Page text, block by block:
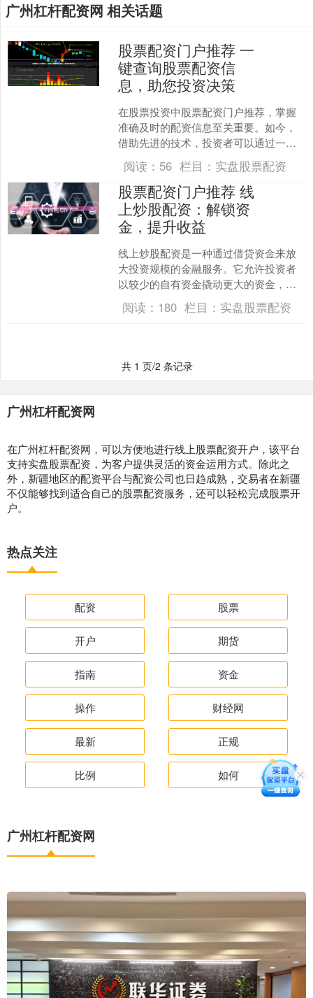
广州杠杆配资网 相关话题
股票配资门户推荐 一
键查询股票配资信
息，助您投资决策
在股票投资中股票配资门户推荐，掌握
准确及时的配资信息至关重要。如今，
借助先进的技术，投资者可以通过一键
查询的方式轻松获取这些信息，为投资
决策提供有力支持。 专业....
阅读： 56 栏目： 实盘股票配资
股票配资门户推荐 线
上炒股配资：解锁资
金，提升收益
线上炒股配资是一种通过借贷资金来放
大投资规模的金融服务。它允许投资者
以较少的自有资金撬动更大的资金，从
而提升潜在收益。 短线炒股配资的精髓
在于快速买卖股票。投资....
阅读： 180 栏目： 实盘股票配资
共 1 页/2 条记录
广州杠杆配资网
在广州杠杆配资网，可以方便地进行线上股票配资开户，该平台
支持实盘股票配资，为客户提供灵活的资金运用方式。除此之
外，新疆地区的配资平台与配资公司也日趋成熟，交易者在新疆
不仅能够找到适合自己的股票配资服务，还可以轻松完成股票开
户。
热点关注
配资 股票
开户 期货
指南 资金
操作 财经网
最新 正规
比例 如何
广州杠杆配资网